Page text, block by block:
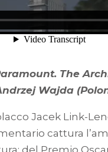
The
Wajda
Jacek Link-
cattura